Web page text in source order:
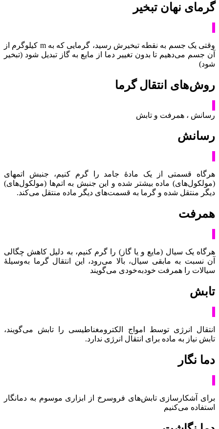
گرمای نهان تبخیر
وقتی یک جسم به نقطه تبخیرش رسید، گرمایی که به m کیلوگرم از
آن جسم می‌دهیم تا بدون تغییر دما از مایع به گاز تبدیل شود (تبخیر
شود)
روش‌های انتقال گرما
رسانش ، همرفت و تابش
رسانش
هرگاه قسمتی از یک مادۀ جامد را گرم کنیم، جنبش اتمهای
(مولکول‌های) ماده بیشتر شده و این جنبش به اتم‌ها (مولکول‌های)
دیگر منتقل شده و گرما به قسمت‌های دیگر ماده منتقل می‌کند.
همرفت
هرگاه یک سیال (مایع و یا گاز) را گرم کنیم، به دلیل کاهش چگالی
آن نسبت به مابقی سیال، بالا می‌رود، این انتقال گرما به‌وسیلۀ
سیالات را همرفت خودبه‌خودی می‌گویند
تابش
انتقال انرژی توسط امواج الکترومغناطیسی را تابش می‌گویند،
تابش نیاز به ماده برای انتقال انرژی ندارد.
دما نگار
برای آشکارسازی تابش‌های فروسرخ از ابزاری موسوم به دمانگار
استفاده می‌کنیم